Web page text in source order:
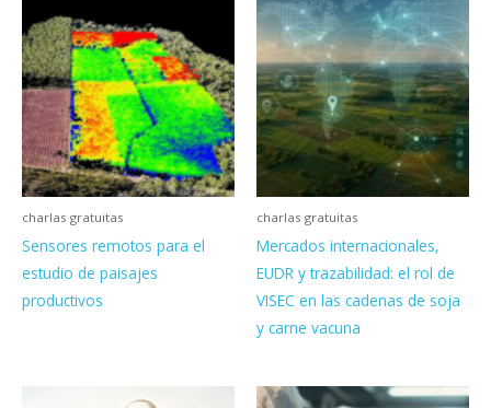
charlas gratuitas
Sensores remotos para el
estudio de paisajes
productivos
charlas gratuitas
Mercados internacionales,
EUDR y trazabilidad: el rol de
VISEC en las cadenas de soja
y carne vacuna